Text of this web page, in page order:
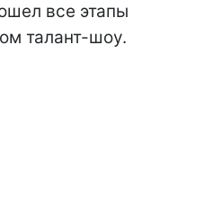
все этапы
талант-шоу.